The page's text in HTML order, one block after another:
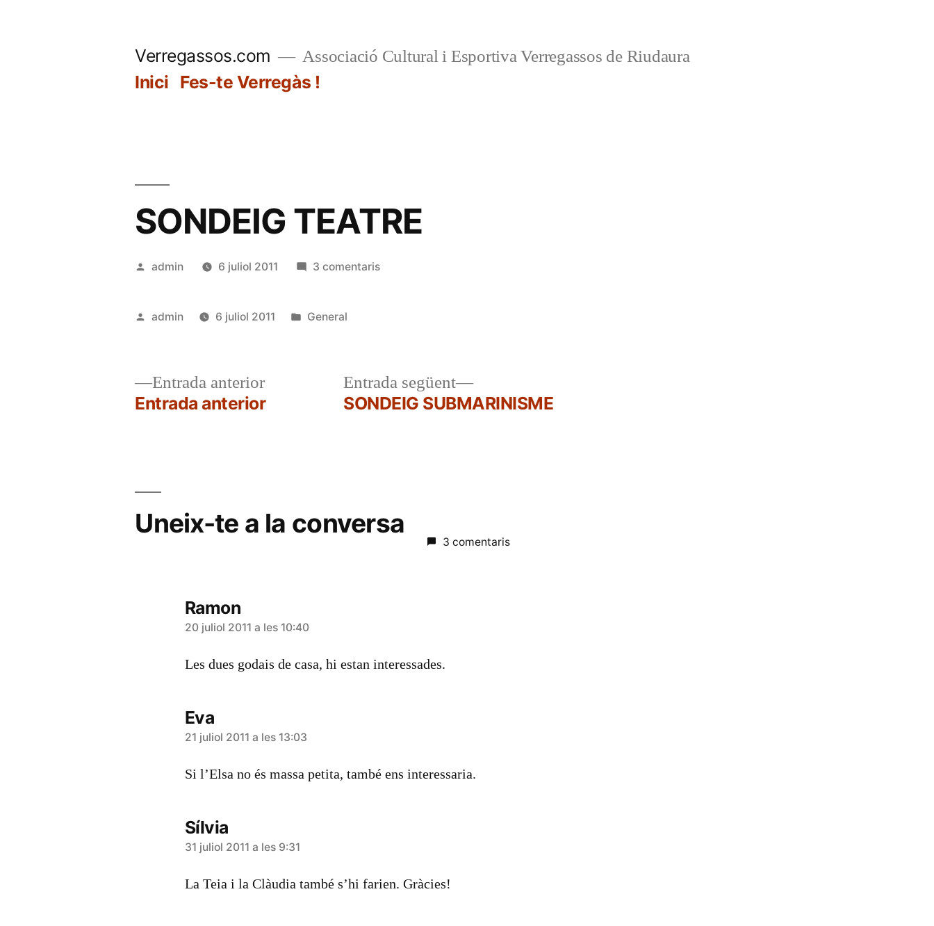
Verregassos.com Associació Cultural i Esportiva Verregassos de Riudaura
Inici Fes-te Verregàs !
SONDEIG TEATRE
Publicat
admin 6 juliol 2011 3 comentarisa
Publicat
admin 6 juliol 2011
Publicat
General
Navegació
Entrada anteriorEntrada
anterior:
Entrada anterior
Entrada següent
Entrada
següent:
SONDEIG SUBMARINISME
Uneix-te a la conversa
3 comentaris
Ramon
diu:
20 juliol 2011 a les 10:40
Les dues godais de casa, hi estan interessades.
Eva
diu:
21 juliol 2011 a les 13:03
Si l’Elsa no és massa petita, també ens interessaria.
Sílvia
diu:
31 juliol 2011 a les 9:31
La Teia i la Clàudia també s’hi farien. Gràcies!